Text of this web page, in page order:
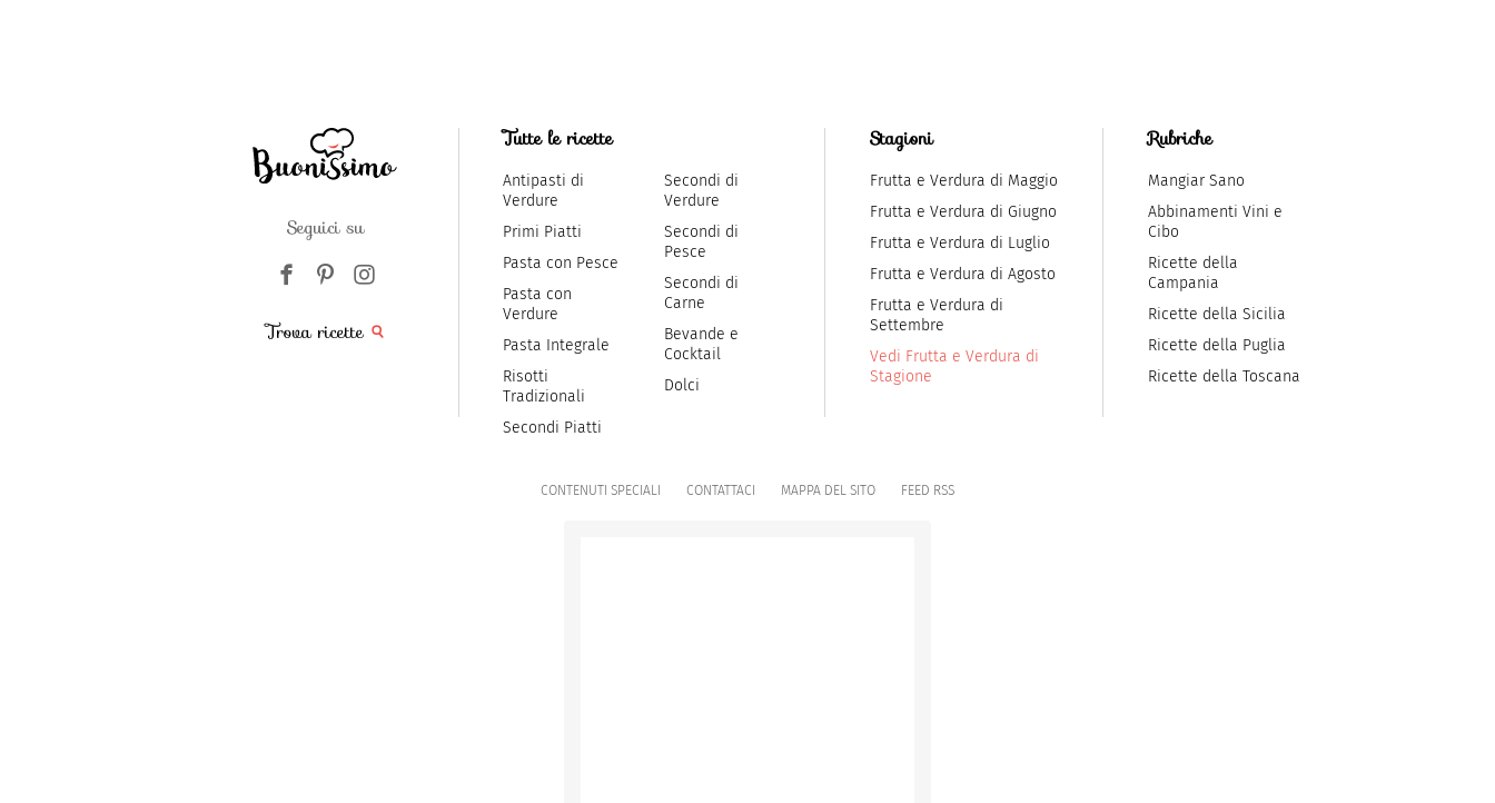
Seguici su
Trova ricette
Tutte le ricette
Antipasti di
Verdure
Primi Piatti
Pasta con Pesce
Pasta con
Verdure
Pasta Integrale
Risotti
Tradizionali
Secondi Piatti
Secondi di
Verdure
Secondi di
Pesce
Secondi di
Carne
Bevande e
Cocktail
Dolci
Stagioni
Frutta e Verdura di Maggio
Frutta e Verdura di Giugno
Frutta e Verdura di Luglio
Frutta e Verdura di Agosto
Frutta e Verdura di
Settembre
Vedi Frutta e Verdura di
Stagione
Rubriche
Mangiar Sano
Abbinamenti Vini e
Cibo
Ricette della
Campania
Ricette della Sicilia
Ricette della Puglia
Ricette della Toscana
CONTENUTI SPECIALI CONTATTACI MAPPA DEL SITO FEED RSS